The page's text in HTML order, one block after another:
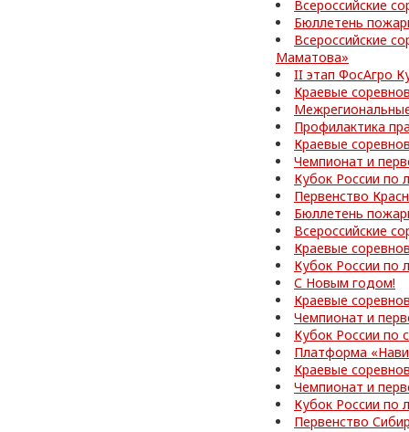
Всероссийские
Бюллетень
Всероссийские
Маматова»
II этап ФосАгро
Краевые
Профилактика
Краевые
Чемпионат и
Кубок России по
Первенство
Бюллетень
Всероссийские
Краевые
Кубок России по
С Новым годом!
Краевые
Чемпионат и
Кубок России по
Платформа
Краевые
Чемпионат и
Кубок России по
Первенство